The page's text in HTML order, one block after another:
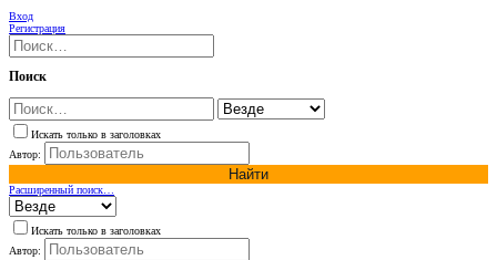
Вход
Регистрация
Поиск
Искать только в заголовках
Автор:
Найти
Расширенный поиск…
Искать только в заголовках
Автор: